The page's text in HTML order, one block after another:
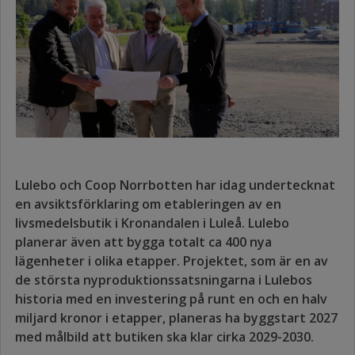
Lulebo och Coop Norrbotten har idag undertecknat
en avsiktsförklaring om etableringen av en
livsmedelsbutik i Kronandalen i Luleå. Lulebo
planerar även att bygga totalt ca 400 nya
lägenheter i olika etapper. Projektet, som är en av
de största nyproduktionssatsningarna i Lulebos
historia med en investering på runt en och en halv
miljard kronor i etapper, planeras ha byggstart 2027
med målbild att butiken ska klar cirka 2029-2030.